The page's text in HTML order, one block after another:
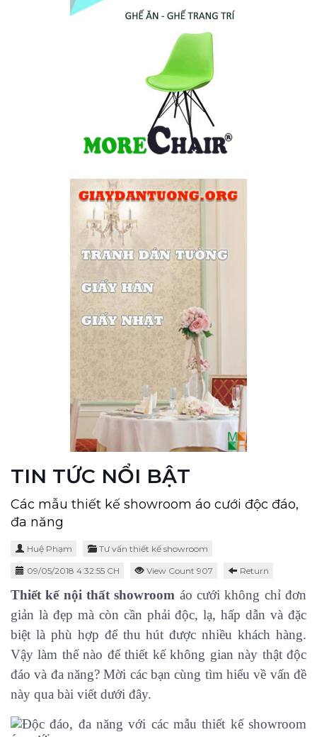
TIN TỨC NỔI BẬT
Các mẫu thiết kế showroom áo cưới độc đáo,
đa năng
Huệ Phạm Tư vấn thiết kế showroom
09/05/2018 4:32:55 CH View Count 907 Return
Thiết kế nội thất showroom áo cưới không chỉ đơn
giản là đẹp mà còn cần phải độc, lạ, hấp dẫn và đặc
biệt là phù hợp để thu hút được nhiều khách hàng.
Vậy làm thế nào để thiết kế không gian này thật độc
đáo và đa năng? Mời các bạn cùng tìm hiểu về vấn đề
này qua bài viết dưới đây.